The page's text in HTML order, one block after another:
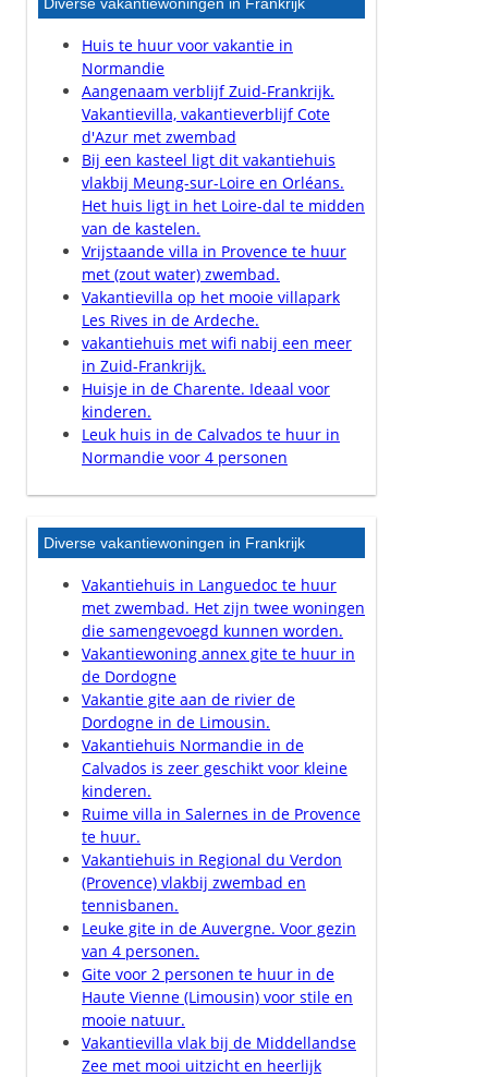
Huis te huur voor vakantie in
Normandie
Aangenaam verblijf Zuid-Frankrijk.
Vakantievilla, vakantieverblijf Cote
d'Azur met zwembad
Bij een kasteel ligt dit vakantiehuis
vlakbij Meung-sur-Loire en Orléans.
Het huis ligt in het Loire-dal te midden
van de kastelen.
Vrijstaande villa in Provence te huur
met (zout water) zwembad.
Vakantievilla op het mooie villapark
Les Rives in de Ardeche.
vakantiehuis met wifi nabij een meer
in Zuid-Frankrijk.
Huisje in de Charente. Ideaal voor
kinderen.
Leuk huis in de Calvados te huur in
Normandie voor 4 personen
Diverse vakantiewoningen in Frankrijk
Vakantiehuis in Languedoc te huur
met zwembad. Het zijn twee woningen
die samengevoegd kunnen worden.
Vakantiewoning annex gite te huur in
de Dordogne
Vakantie gite aan de rivier de
Dordogne in de Limousin.
Vakantiehuis Normandie in de
Calvados is zeer geschikt voor kleine
kinderen.
Ruime villa in Salernes in de Provence
te huur.
Vakantiehuis in Regional du Verdon
(Provence) vlakbij zwembad en
tennisbanen.
Leuke gite in de Auvergne. Voor gezin
van 4 personen.
Gite voor 2 personen te huur in de
Haute Vienne (Limousin) voor stile en
mooie natuur.
Vakantievilla vlak bij de Middellandse
Zee met mooi uitzicht en heerlijk